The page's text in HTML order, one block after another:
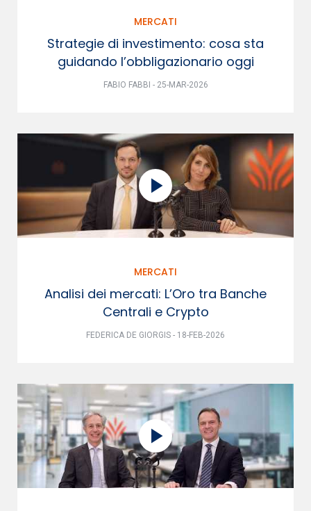
MERCATI
Strategie di investimento: cosa sta
guidando l’obbligazionario oggi
FABIO FABBI - 25-MAR-2026
MERCATI
Analisi dei mercati: L’Oro tra Banche
Centrali e Crypto
FEDERICA DE GIORGIS - 18-FEB-2026